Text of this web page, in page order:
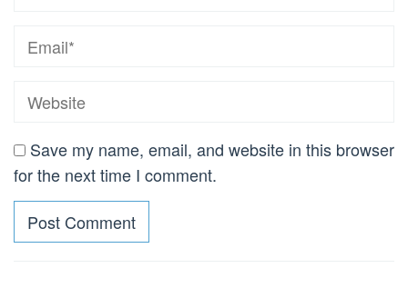
Save my name, email, and website in this browser
for the next time I comment.